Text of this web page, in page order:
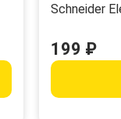
Schneider
199 ₽